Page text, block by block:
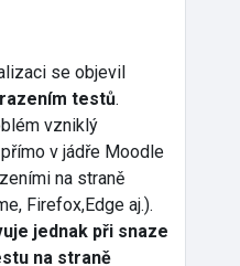
se objevil
testů.
vzniklý
v jádře Moodle
na straně
Firefox,Edge aj.).
jednak při snaze
na straně